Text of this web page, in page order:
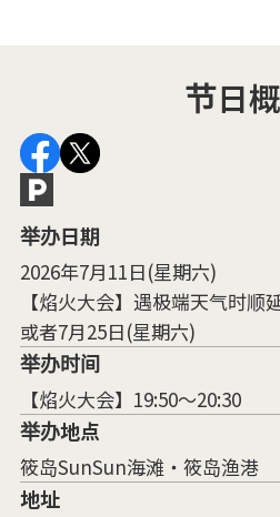
节日
举办日期
2026年7月11日(星期六)
【焰火大会】遇极端天气时顺
或者7月25日(星期六)
举办时间
【焰火大会】19:50～20:30
举办地点
筱岛SunSun海滩・筱岛渔港
地址